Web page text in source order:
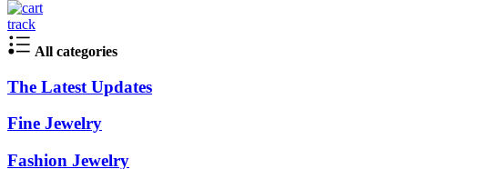
track
All categories
The Latest Updates
Fine Jewelry
Fashion Jewelry